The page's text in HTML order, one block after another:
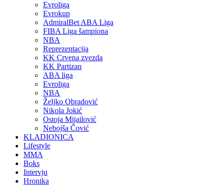
Evroliga
Evrokup
AdmiralBet ABA Liga
FIBA Liga šampiona
NBA
Reprezentacija
KK Crvena zvezda
KK Partizan
ABA liga
Evroliga
NBA
Željko Obradović
Nikola Jokić
Ostoja Mijailović
Nebojša Čović
KLADIONICA
Lifestyle
MMA
Boks
Intervju
Hronika